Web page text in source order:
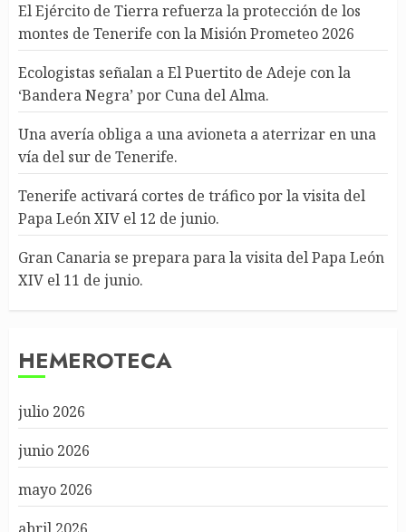
El Ejército de Tierra refuerza la protección de los
montes de Tenerife con la Misión Prometeo 2026
Ecologistas señalan a El Puertito de Adeje con la
‘Bandera Negra’ por Cuna del Alma.
Una avería obliga a una avioneta a aterrizar en una
vía del sur de Tenerife.
Tenerife activará cortes de tráfico por la visita del
Papa León XIV el 12 de junio.
Gran Canaria se prepara para la visita del Papa León
XIV el 11 de junio.
HEMEROTECA
julio 2026
junio 2026
mayo 2026